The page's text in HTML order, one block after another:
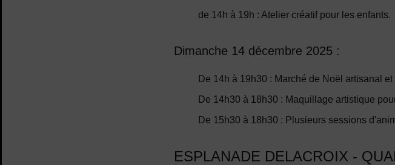
de 14h à 19h : Atelier créatif pour les enfants.
Dimanche 14 décembre 2025 :
De 14h à 19h30 : Marché de Noël artisanal
De 14h30 à 18h30 : Maquillage artistique
De 15h30 à 18h30 : Plusieurs sessions
ESPLANADE DELACROIX -